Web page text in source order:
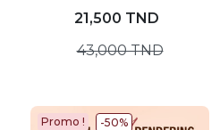
21,500 TND
43,000 TND
Promo ! -50%